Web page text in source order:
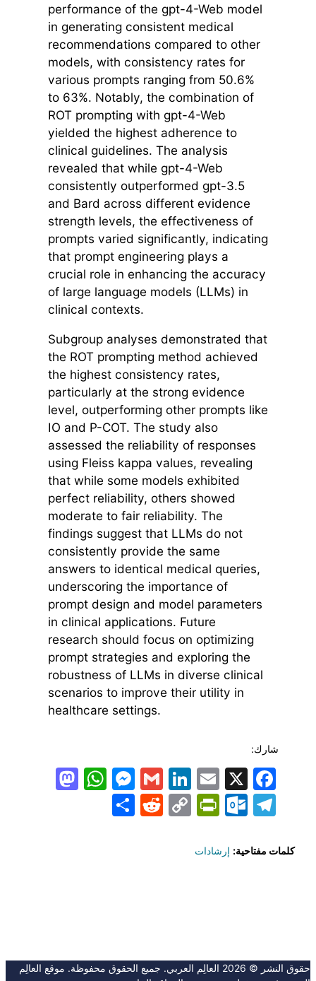
performance of the gpt-4-Web model
in generating consistent medical
recommendations compared to other
models, with consistency rates for
various prompts ranging from 50.6%
to 63%. Notably, the combination of
ROT prompting with gpt-4-Web
yielded the highest adherence to
clinical guidelines. The analysis
revealed that while gpt-4-Web
consistently outperformed gpt-3.5
and Bard across different evidence
strength levels, the effectiveness of
prompts varied significantly, indicating
that prompt engineering plays a
crucial role in enhancing the accuracy
of large language models (LLMs) in
clinical contexts.
Subgroup analyses demonstrated that
the ROT prompting method achieved
the highest consistency rates,
particularly at the strong evidence
level, outperforming other prompts like
IO and P-COT. The study also
assessed the reliability of responses
using Fleiss kappa values, revealing
that while some models exhibited
perfect reliability, others showed
moderate to fair reliability. The
findings suggest that LLMs do not
consistently provide the same
answers to identical medical queries,
underscoring the importance of
prompt design and model parameters
in clinical applications. Future
research should focus on optimizing
prompt strategies and exploring the
robustness of LLMs in diverse clinical
scenarios to improve their utility in
healthcare settings.
شارك:
Facebook
X
Email
LinkedIn
Gmail
Telegram
Outlook.com
PrintFriendly
Copy
Reddit
Share
كلمات مفتاحية: إرشادات
حقوق النشر © 2026 العالِم العربي. جميع الحقوق محفوظة. موقع العالِم